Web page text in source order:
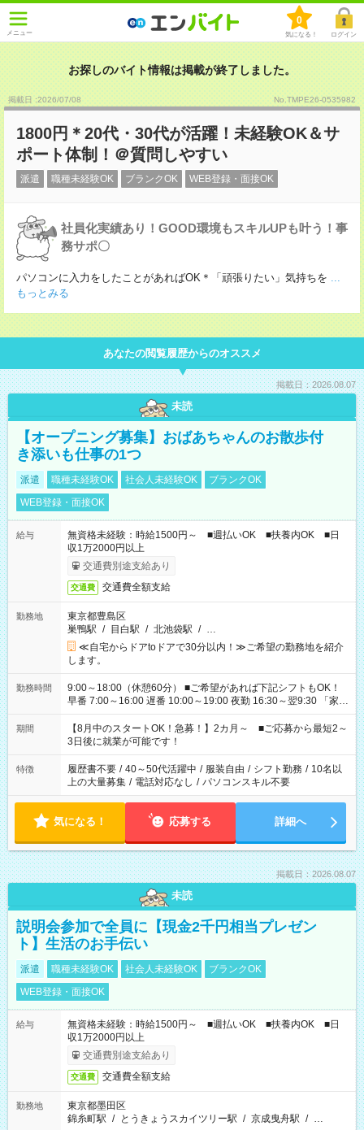
メニュー
0
気になる！ ログイン
お探しのバイト情報は掲載が終了しました。
掲載日 :2026/07/08 No.TMPE26-0535982
1800円＊20代・30代が活躍！未経験OK＆サ
ポート体制！＠質問しやすい
派遣 職種未経験OK ブランクOK WEB登録・面接OK
社員化実績あり！GOOD環境もスキルUPも叶う！事
務サポ〇
パソコンに入力をしたことがあればOK＊「頑張りたい」気持ちを ...
もっとみる
あなたの閲覧履歴からのオススメ
掲載日：2026.08.07
未読
【オープニング募集】おばあちゃんのお散歩付
き添いも仕事の1つ
派遣 職種未経験OK 社会人未経験OK
ブランクOK
WEB登録・面接OK
給与
無資格未経験：時給1500円～ ■週払いOK ■扶養内OK ■日
収1万2000円以上
交通費別途支給あり
交通費 交通費全額支給
勤務地
東京都豊島区
巣鴨駅 / 目白駅 / 北池袋駅 / …
≪自宅からドアtoドアで30分以内！≫ご希望の勤務地を紹介
します。
勤務時間
9:00～18:00（休憩60分） ■ご希望があれば下記シフトもOK！
早番 7:00～16:00 遅番 10:00～19:00 夜勤 16:30～翌9:30 「家族
と休みを合わせたい」 「余裕を持って夕飯の準備がしたい」
「できれば残業はしたくない」 など、ご希望を教えてください
ね。 ※Wワーク希望の方へ 今ご覧のお仕事で希望する勤務時間
と、もう1つのお仕事の勤務時間。 合計で週40時間を超える場
合は応募できません。
期間
【8月中のスタートOK！急募！】2カ月～ ■ご応募から最短2～
3日後に就業が可能です！
特徴 履歴書不要 / 40～50代活躍中 / 服装自由 / シフト勤務 / 10名以
上の大量募集 / 電話対応なし / パソコンスキル不要
気になる！ 応募する 詳細へ
掲載日：2026.08.07
未読
説明会参加で全員に【現金2千円相当プレゼン
ト】生活のお手伝い
派遣 職種未経験OK 社会人未経験OK
ブランクOK
WEB登録・面接OK
給与
無資格未経験：時給1500円～ ■週払いOK ■扶養内OK ■日
収1万2000円以上
交通費別途支給あり
交通費 交通費全額支給
勤務地
東京都墨田区
錦糸町駅 / とうきょうスカイツリー駅 / 京成曳舟駅 / …